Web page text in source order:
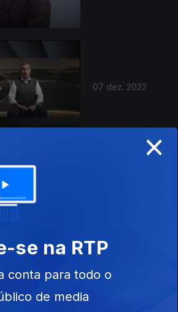
07 dez. 2022
×
se na RTP
conta para todo o
de media